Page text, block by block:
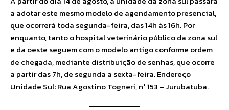
a adotar este mesmo modelo de agendamento presencial,
que ocorrerá toda segunda-feira, das 14h às 16h. Por
enquanto, tanto o hospital veterinário público da zona sul
e da oeste seguem com o modelo antigo conforme ordem
de chegada, mediante distribuição de senhas, que ocorre
a partir das 7h, de segunda a sexta-feira. Endereço
Unidade Sul: Rua Agostino Togneri, n° 153 – Jurubatuba.